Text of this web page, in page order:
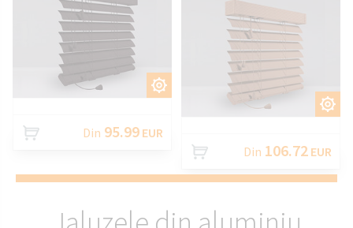
PERSONALIZAȚI
Din 95.99 EUR
PERSONALIZAȚI
Din 106.72 EUR